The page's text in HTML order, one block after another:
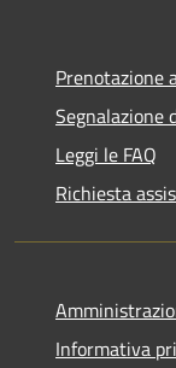
Prenotazione
Segnalazione
Leggi le FAQ
Richiesta
Informativa